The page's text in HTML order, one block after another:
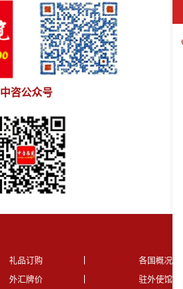
中咨公众号
礼品订购
各国概况
外汇牌价 驻外使馆